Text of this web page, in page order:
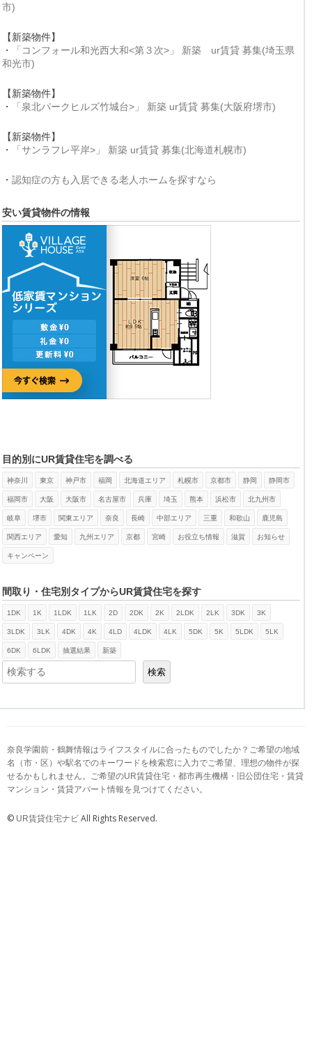
市)
【新築物件】
・
「コンフォール和光西大和<第３次>」 新築 ur賃貸 募集(埼玉県
和光市)
【新築物件】
・
「泉北パークヒルズ竹城台>」 新築 ur賃貸 募集(大阪府堺市)
【新築物件】
・
「サンラフレ平岸>」 新築 ur賃貸 募集(北海道札幌市)
・ 認知症の方も入居できる老人ホームを探すなら
安い賃貸物件の情報
目的別にUR賃貸住宅を調べる
神奈川 東京 神戸市 福岡 北海道エリア 札幌市 京都市 静岡 静岡市
福岡市 大阪 大阪市 名古屋市 兵庫 埼玉 熊本 浜松市 北九州市
岐阜 堺市 関東エリア 奈良 長崎 中部エリア 三重 和歌山 鹿児島
関西エリア 愛知 九州エリア 京都 宮崎 お役立ち情報 滋賀 お知らせ
キャンペーン
間取り・住宅別タイプからUR賃貸住宅を探す
1DK 1K 1LDK 1LK 2D 2DK 2K 2LDK 2LK 3DK 3K
3LDK 3LK 4DK 4K 4LD 4LDK 4LK 5DK 5K 5LDK 5LK
6DK 6LDK 抽選結果 新築
検索
検索
奈良学園前・鶴舞情報はライフスタイルに合ったものでしたか？ご希望の地域
名（市・区）や駅名でのキーワードを検索窓に入力でご希望、理想の物件が探
せるかもしれません。ご希望のUR賃貸住宅・都市再生機構・旧公団住宅・賃貸
マンション・賃貸アパート情報を見つけてください。
© UR賃貸住宅ナビ All Rights Reserved.